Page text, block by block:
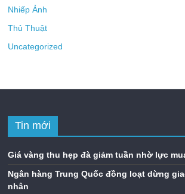
Nhiếp Ảnh
Thủ Thuật
Uncategorized
Tin mới
Giá vàng thu hẹp đà giảm tuần nhờ lực
Ngân hàng Trung Quốc đồng loạt dừng
nhân